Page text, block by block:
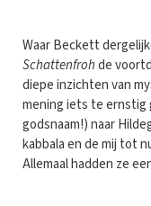
Waar Beckett
Schattenfrohde
diepe inzichten van
mening iets te ernstig
godsnaam!) naar
kabbala en de mij tot
Allemaal hadden ze